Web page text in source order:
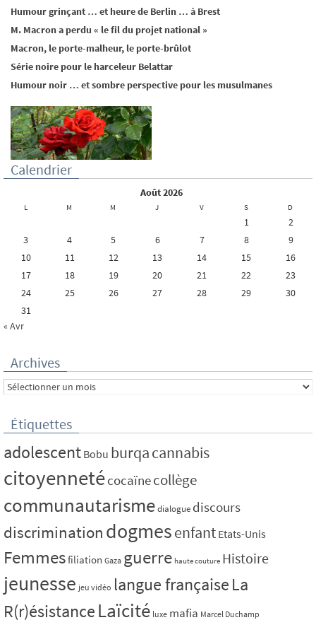
Humour grinçant … et heure de Berlin … à Brest
M. Macron a perdu « le fil du projet national »
Macron, le porte-malheur, le porte-brûlot
Série noire pour le harceleur Belattar
Humour noir … et sombre perspective pour les musulmanes
Calendrier
août 2026
L M M J V S D
1
2
3
4 5 6 7 8
9
10
11 12 13 14 15
16
17
18 19 20 21 22
23
24
25 26 27 28 29
30
31
« Avr
Archives
Archives
Étiquettes
adolescent Bobu burqacannabis
citoyennetécocaïnecollège
communautarismedialogue discours
discrimination dogmesenfant Etats-Unis
Femmesfiliation Gaza guerre haute couture Histoire
jeunesse jeu vidéo langue française La
R(r)ésistanceLaïcité luxe mafia Marcel Duchamp